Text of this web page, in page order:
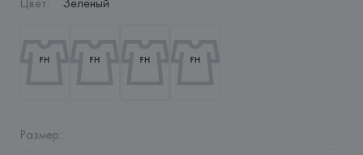
Размер: